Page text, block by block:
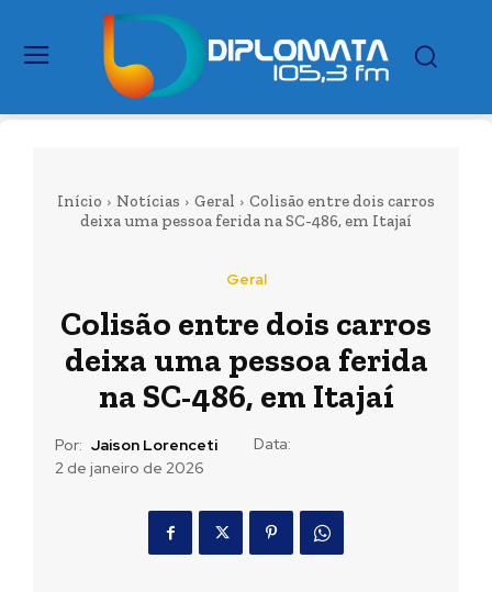
Início Notícias Geral
Colisão entre dois carros
deixa uma pessoa ferida na SC-486, em Itajaí
Geral
Colisão entre dois carros
deixa uma pessoa ferida
na SC-486, em Itajaí
Por: Jaison Lorenceti
Data:
2 de janeiro de 2026